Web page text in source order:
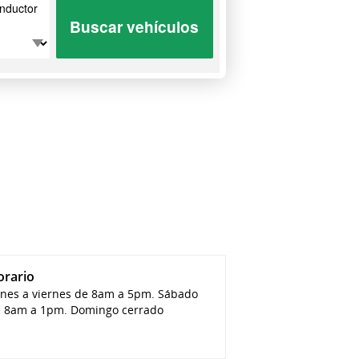
Buscar vehículos
a viernes de 8am a 5pm. Sábado
8am a 1pm. Domingo cerrado